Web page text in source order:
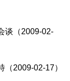
谈（2009-02-
2009-02-17）